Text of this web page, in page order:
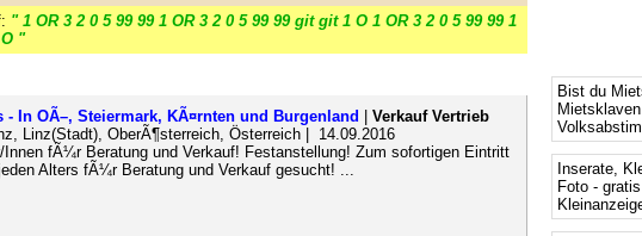
" 1 OR 3 2 0 5 99 99 1 OR 3 2 0 5 99 99 git git 1 O 1 OR 3 2 0 5 99 99 1
"
- In OÃ–, Steiermark, KÃ¤rnten und Burgenland
Verkauf Vertrieb
Linz(Stadt), OberÃ¶sterreich, Österreich | 14.09.2016
fÃ¼r Beratung und Verkauf! Festanstellung! Zum sofortigen Eintritt
Alters fÃ¼r Beratung und Verkauf gesucht! ...
Bist du
Mietsklaven
Inserate,
Foto -